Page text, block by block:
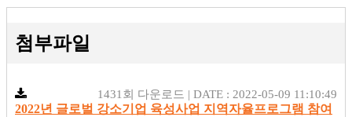
첨부파일
2022년 글로벌 강소기업 육성사업 지역자율프로그램 참여
1431회 다운로드 | DATE : 2022-05-09 11:10:49